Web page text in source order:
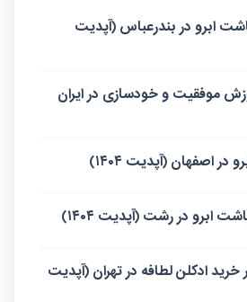
ابرو در بندرعباس (آپدیت
موفقیت و خودسازی در ایران
خرید ادکلن لطافه در تهران (آپدیت